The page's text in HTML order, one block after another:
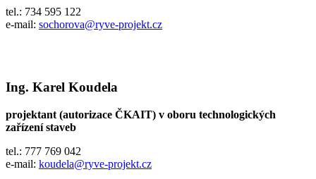
tel.: 734 595 122
e-mail: sochorova@ryve-projekt.cz
Ing. Karel Koudela
projektant (autorizace ČKAIT) v oboru technologických
zařízení staveb
tel.: 777 769 042
e-mail: koudela@ryve-projekt.cz